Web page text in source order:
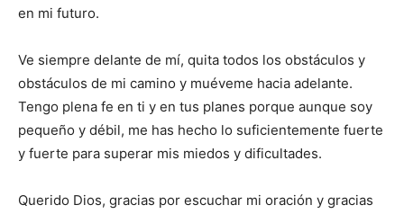
en mi futuro.
Ve siempre delante de mí, quita todos los obstáculos y
obstáculos de mi camino y muéveme hacia adelante.
Tengo plena fe en ti y en tus planes porque aunque soy
pequeño y débil, me has hecho lo suficientemente fuerte
y fuerte para superar mis miedos y dificultades.
Querido Dios, gracias por escuchar mi oración y gracias